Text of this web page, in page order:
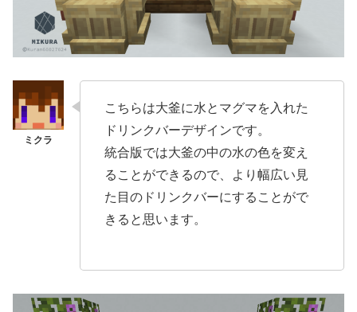
こちらは大釜に水とマグマを入れた
ドリンクバーデザインです。
統合版では大釜の中の水の色を変え
ることができるので、より幅広い見
た目のドリンクバーにすることがで
きると思います。